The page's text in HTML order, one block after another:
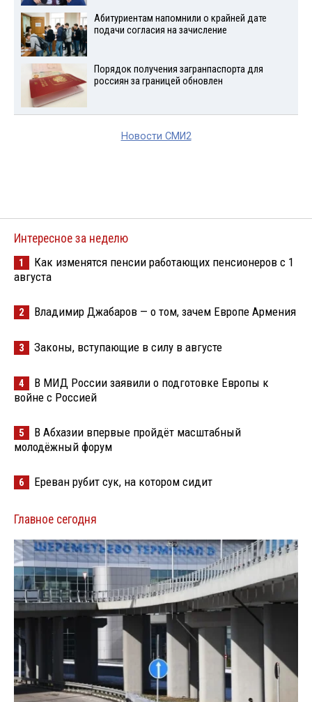
Абитуриентам напомнили о крайней дате
подачи согласия на зачисление
Порядок получения загранпаспорта для
россиян за границей обновлен
Новости СМИ2
Интересное за неделю
1
Как изменятся пенсии работающих пенсионеров с 1
августа
2 Владимир Джабаров — о том, зачем Европе Армения
3 Законы, вступающие в силу в августе
4
В МИД России заявили о подготовке Европы к
войне с Россией
5
В Абхазии впервые пройдёт масштабный
молодёжный форум
6 Ереван рубит сук, на котором сидит
Главное сегодня